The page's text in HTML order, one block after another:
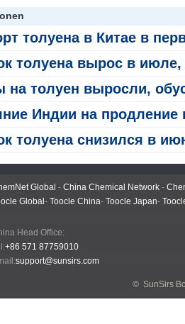
года почти достиг нуля; взрывный рост экспорта изменяет ландшафт торговли
подстегнув факторами как стоимости, так и спроса и
одновременным ростом как факторов затрат, так и динамики спроса и
нулевых тарифов на нефтехимические продукты на китайский рынок
в июне на фоне давления спроса и
Global - China Chemical Network -
Global- Toocle China- Toocle Japan-
Head Office:
+86 571 87759010
support@sunsirs.com
© SunSirs